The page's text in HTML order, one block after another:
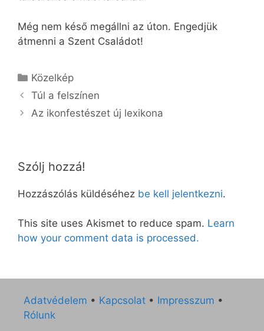
Még nem késő megállni az úton. Engedjük
átmenni a Szent Családot!
Kategória
Közelkép
Túl a felszínen
Az ikonfestészet új lexikona
Szólj hozzá!
Hozzászólás küldéséhez be kell jelentkezni.
This site uses Akismet to reduce spam. Learn
how your comment data is processed.
Adatvédelem • Kapcsolat • Impresszum •
Rólunk